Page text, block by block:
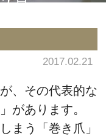
2017.02.21
、その代表的な
があります。
まう「巻き爪」